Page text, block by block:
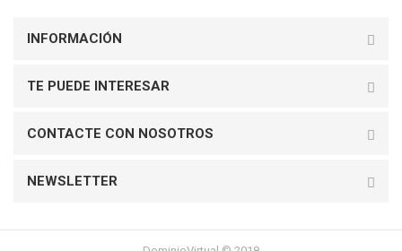
INFORMACIÓN
TE PUEDE INTERESAR
CONTACTE CON NOSOTROS
NEWSLETTER